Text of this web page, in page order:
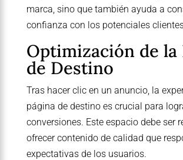
marca, sino que también ayuda a
confianza con los potenciales
Optimización de la
de Destino
Tras hacer clic en un anuncio, la
página de destino es crucial para
conversiones. Este espacio debe ser
ofrecer contenido de calidad que
expectativas de los usuarios.